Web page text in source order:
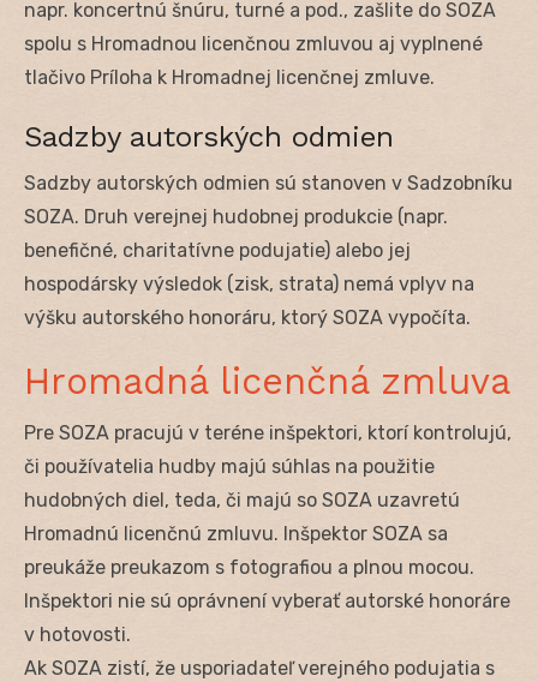
napr. koncertnú šnúru, turné a pod., zašlite do SOZA
spolu s Hromadnou licenčnou zmluvou aj vyplnené
tlačivo Príloha k Hromadnej licenčnej zmluve.
Sadzby autorských odmien
Sadzby autorských odmien sú stanoven v Sadzobníku
SOZA. Druh verejnej hudobnej produkcie (napr.
benefičné, charitatívne podujatie) alebo jej
hospodársky výsledok (zisk, strata) nemá vplyv na
výšku autorského honoráru, ktorý SOZA vypočíta.
Hromadná licenčná zmluva
Pre SOZA pracujú v teréne inšpektori, ktorí kontrolujú,
či používatelia hudby majú súhlas na použitie
hudobných diel, teda, či majú so SOZA uzavretú
Hromadnú licenčnú zmluvu. Inšpektor SOZA sa
preukáže preukazom s fotografiou a plnou mocou.
Inšpektori nie sú oprávnení vyberať autorské honoráre
v hotovosti.
Ak SOZA zistí, že usporiadateľ verejného podujatia s